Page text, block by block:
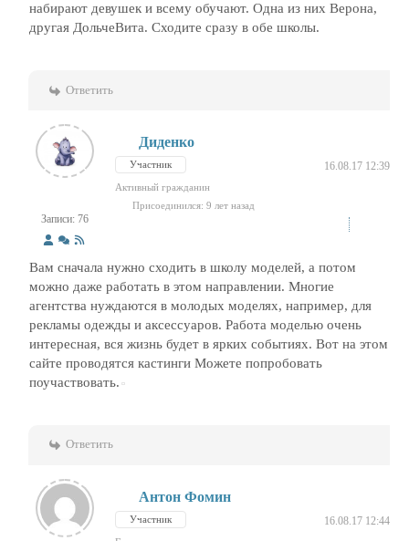
набирают девушек и всему обучают. Одна из них Верона,
другая ДольчеВита. Сходите сразу в обе школы.
Ответить
Записи: 76
Диденко
Участник 16.08.17 12:39
Активный гражданин
Присоединился: 9 лет назад
Вам сначала нужно сходить в школу моделей, а потом
можно даже работать в этом направлении. Многие
агентства нуждаются в молодых моделях, например, для
рекламы одежды и аксессуаров. Работа моделью очень
интересная, вся жизнь будет в ярких событиях. Вот на этом
сайте проводятся кастинги Можете попробовать
поучаствовать.
Ответить
Антон Фомин
Участник 16.08.17 12:44